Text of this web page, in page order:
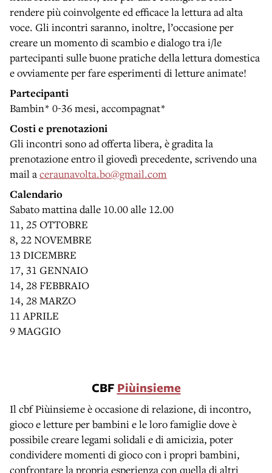
rendere più coinvolgente ed efficace la lettura ad alta
voce. Gli incontri saranno, inoltre, l’occasione per
creare un momento di scambio e dialogo tra i/le
partecipanti sulle buone pratiche della lettura domestica
e ovviamente per fare esperimenti di letture animate!
Partecipanti
Bambin* 0-36 mesi, accompagnat*
Costi e prenotazioni
Gli incontri sono ad offerta libera, è gradita la
prenotazione entro il giovedì precedente, scrivendo una
mail aceraunavolta.bo@gmail.com
Calendario
Sabato mattina dalle 10.00 alle 12.00
11, 25 OTTOBRE
8, 22 NOVEMBRE
13 DICEMBRE
17, 31 GENNAIO
14, 28 FEBBRAIO
14, 28 MARZO
11 APRILE
9 MAGGIO
CBF Piùinsieme
Il cbf Piùinsieme è occasione di relazione, di incontro,
gioco e letture per bambini e le loro famiglie dove è
possibile creare legami solidali e di amicizia, poter
condividere momenti di gioco con i propri bambini,
confrontare la propria esperienza con quella di altri